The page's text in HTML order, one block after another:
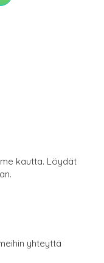
kautta. Löydät
yhteyttä